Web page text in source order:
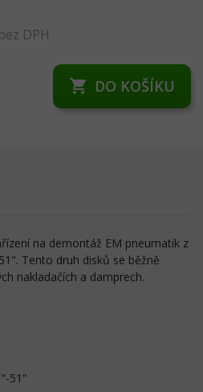
bez DPH
shopping_cart DO KOŠÍKU
na demontáž EM pneumatik z
Tento druh disků se běžně
nakladačích a damprech.
51"